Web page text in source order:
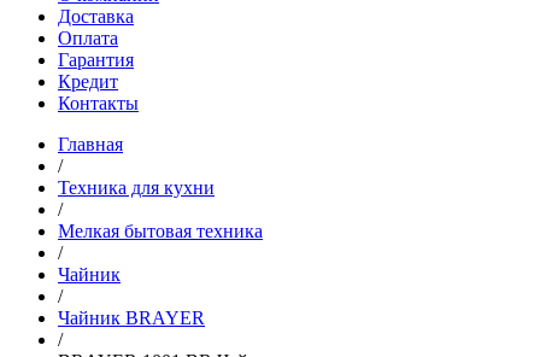
Доставка
Оплата
Гарантия
Кредит
Контакты
Главная
/
Техника для кухни
/
Мелкая бытовая техника
/
Чайник
/
Чайник BRAYER
/